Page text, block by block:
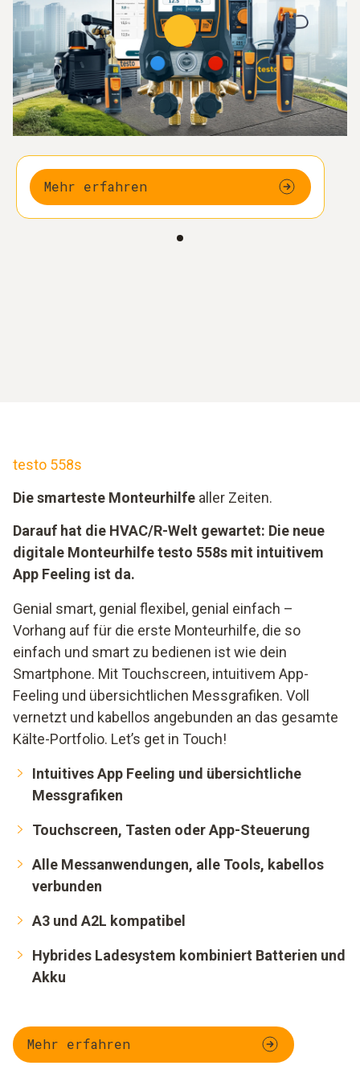
Mehr erfahren
testo 558s
Die smarteste Monteurhilfe aller Zeiten.
Darauf hat die HVAC/R-Welt gewartet: Die neue
digitale Monteurhilfe testo 558s mit intuitivem
App Feeling ist da.
Genial smart, genial flexibel, genial einfach –
Vorhang auf für die erste Monteurhilfe, die so
einfach und smart zu bedienen ist wie dein
Smartphone. Mit Touchscreen, intuitivem App-
Feeling und übersichtlichen Messgrafiken. Voll
vernetzt und kabellos angebunden an das gesamte
Kälte-Portfolio. Let’s get in Touch!
Intuitives App Feeling und übersichtliche
Messgrafiken
Touchscreen, Tasten oder App-Steuerung
Alle Messanwendungen, alle Tools, kabellos
verbunden
A3 und A2L kompatibel
Hybrides Ladesystem kombiniert Batterien und
Akku
Mehr erfahren